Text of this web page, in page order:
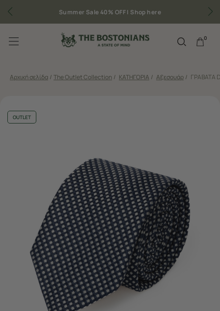
Summer Sale 40% OFF |Shop here
0
Αρχική σελίδα / The Outlet Collection / ΚΑΤΗΓΟΡΙΑ / Αξεσουάρ / ΓΡΑΒΑΤΑ
OUTLET